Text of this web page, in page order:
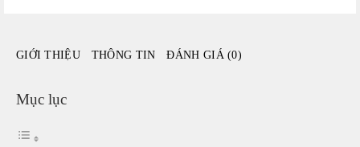
Hàn
số
GIỚI THIỆU THÔNG TIN ĐÁNH GIÁ (0)
Mục lục